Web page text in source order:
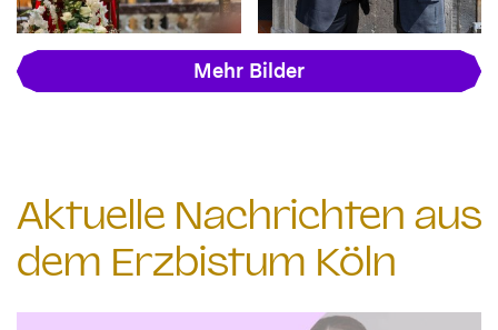
Mehr Bilder
Aktuelle Nachrichten aus
dem Erzbistum Köln